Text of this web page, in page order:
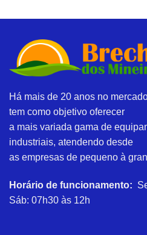
Há mais de 20 anos no
tem como objetivo oferecer
a mais variada gama de
industriais, atendendo desde
as empresas de pequeno à
Horário de funcionamento:
Sáb: 07h30 às 12h